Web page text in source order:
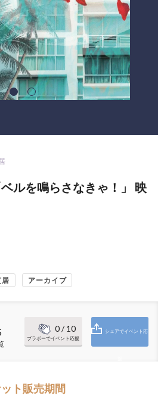
ルを鳴らさなきゃ！」 映
アーカイブ
0/ 10
ブラボーでイベント応援
シェアでイベント応
ト販売期間